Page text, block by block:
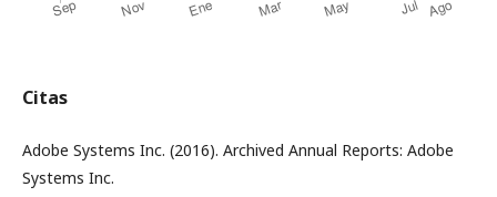
Citas
Adobe Systems Inc. (2016). Archived Annual Reports: Adobe
Systems Inc.